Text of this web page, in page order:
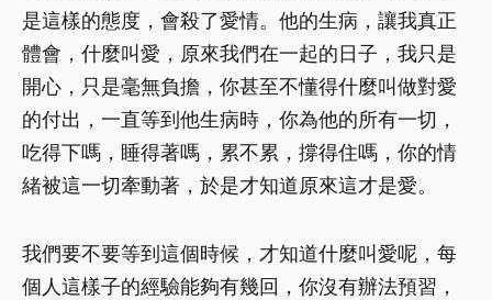
是這樣的態度，會殺了愛情。他的生病，讓我真正
體會，什麼叫愛，原來我們在一起的日子，我只是
開心，只是毫無負擔，你甚至不懂得什麼叫做對愛
的付出，一直等到他生病時，你為他的所有一切，
吃得下嗎，睡得著嗎，累不累，撐得住嗎，你的情
緒被這一切牽動著，於是才知道原來這才是愛。
我們要不要等到這個時候，才知道什麼叫愛呢，每
個人這樣子的經驗能夠有幾回，你沒有辦法預習，